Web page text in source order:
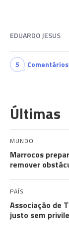
EDUARDO JESUS
5 Comentários
Últimas
MUNDO
Marrocos
remover
PAÍS
Associação de
justo sem